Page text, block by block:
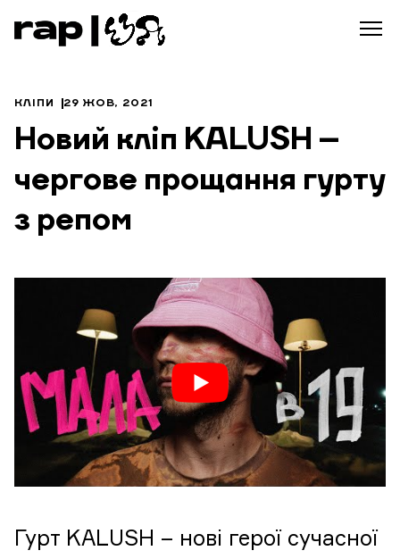
КЛІПИ 29 ЖОВ, 2021
Новий кліп KALUSH –
чергове прощання гурту
з репом
Гурт KALUSH – нові герої сучасної